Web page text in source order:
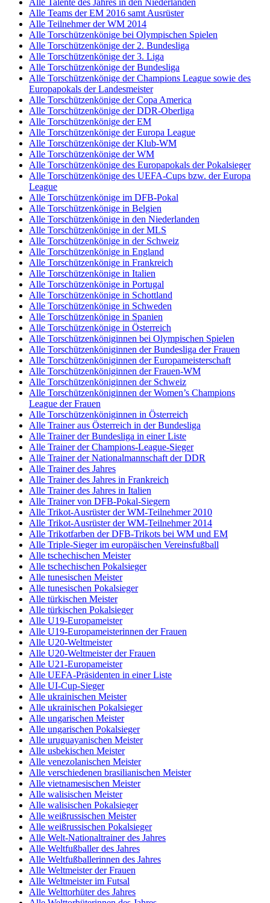
Alle Teams der EM 2016 samt Ausrüster
Alle Teilnehmer der WM 2014
Alle Torschützenkönige bei Olympischen Spielen
Alle Torschützenkönige der 2. Bundesliga
Alle Torschützenkönige der 3. Liga
Alle Torschützenkönige der Bundesliga
Alle Torschützenkönige der Champions League sowie des
Europapokals der Landesmeister
Alle Torschützenkönige der Copa America
Alle Torschützenkönige der DDR-Oberliga
Alle Torschützenkönige der EM
Alle Torschützenkönige der Europa League
Alle Torschützenkönige der Klub-WM
Alle Torschützenkönige der WM
Alle Torschützenkönige des Europapokals der Pokalsieger
Alle Torschützenkönige des UEFA-Cups bzw. der Europa
League
Alle Torschützenkönige im DFB-Pokal
Alle Torschützenkönige in Belgien
Alle Torschützenkönige in den Niederlanden
Alle Torschützenkönige in der MLS
Alle Torschützenkönige in der Schweiz
Alle Torschützenkönige in England
Alle Torschützenkönige in Frankreich
Alle Torschützenkönige in Italien
Alle Torschützenkönige in Portugal
Alle Torschützenkönige in Schottland
Alle Torschützenkönige in Schweden
Alle Torschützenkönige in Spanien
Alle Torschützenkönige in Österreich
Alle Torschützenköniginnen bei Olympischen Spielen
Alle Torschützenköniginnen der Bundesliga der Frauen
Alle Torschützenköniginnen der Europameisterschaft
Alle Torschützenköniginnen der Frauen-WM
Alle Torschützenköniginnen der Schweiz
Alle Torschützenköniginnen der Women’s Champions
League der Frauen
Alle Torschützenköniginnen in Österreich
Alle Trainer aus Österreich in der Bundesliga
Alle Trainer der Bundesliga in einer Liste
Alle Trainer der Champions-League-Sieger
Alle Trainer der Nationalmannschaft der DDR
Alle Trainer des Jahres
Alle Trainer des Jahres in Frankreich
Alle Trainer des Jahres in Italien
Alle Trainer von DFB-Pokal-Siegern
Alle Trikot-Ausrüster der WM-Teilnehmer 2010
Alle Trikot-Ausrüster der WM-Teilnehmer 2014
Alle Trikotfarben der DFB-Trikots bei WM und EM
Alle Triple-Sieger im europäischen Vereinsfußball
Alle tschechischen Meister
Alle tschechischen Pokalsieger
Alle tunesischen Meister
Alle tunesischen Pokalsieger
Alle türkischen Meister
Alle türkischen Pokalsieger
Alle U19-Europameister
Alle U19-Europameisterinnen der Frauen
Alle U20-Weltmeister
Alle U20-Weltmeister der Frauen
Alle U21-Europameister
Alle UEFA-Präsidenten in einer Liste
Alle UI-Cup-Sieger
Alle ukrainischen Meister
Alle ukrainischen Pokalsieger
Alle ungarischen Meister
Alle ungarischen Pokalsieger
Alle uruguayanischen Meister
Alle usbekischen Meister
Alle venezolanischen Meister
Alle verschiedenen brasilianischen Meister
Alle vietnamesischen Meister
Alle walisischen Meister
Alle walisischen Pokalsieger
Alle weißrussischen Meister
Alle weißrussischen Pokalsieger
Alle Welt-Nationaltrainer des Jahres
Alle Weltfußballer des Jahres
Alle Weltfußballerinnen des Jahres
Alle Weltmeister der Frauen
Alle Weltmeister im Futsal
Alle Welttorhüter des Jahres